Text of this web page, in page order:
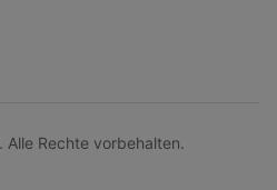
Rechte vorbehalten.